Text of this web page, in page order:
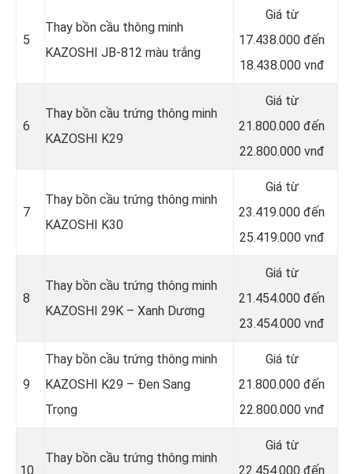
5
Thay bồn cầu thông minh
KAZOSHI JB-812 màu trắng
Giá từ
17.438.000 đến
18.438.000 vnđ
6
Thay bồn cầu trứng thông minh
KAZOSHI K29
Giá từ
21.800.000 đến
22.800.000 vnđ
7
Thay bồn cầu trứng thông minh
KAZOSHI K30
Giá từ
23.419.000 đến
25.419.000 vnđ
8
Thay bồn cầu trứng thông minh
KAZOSHI 29K – Xanh Dương
Giá từ
21.454.000 đến
23.454.000 vnđ
9
Thay bồn cầu trứng thông minh
KAZOSHI K29 – Đen Sang
Trọng
Giá từ
21.800.000 đến
22.800.000 vnđ
10
Thay bồn cầu trứng thông minh
Giá từ
22.454.000 đến